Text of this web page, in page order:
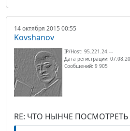
14 октября 2015 00:55
Kovshanov
IP/Host: 95.221.24.---
Дата регистрации:
Сообщений: 9 905
RE: ЧТО НЫНЧЕ